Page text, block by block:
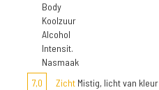
Body
Koolzuur
Alcohol
Intensit.
Nasmaak
7,0
Zicht Mistig, licht van kleur